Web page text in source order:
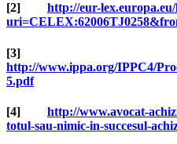
[2] http://eur-
[3]
http://www.ippa.org/IPPC4/
5.pdf
[4] http://www.avocat-
totul-sau-nimic-in-succesul-